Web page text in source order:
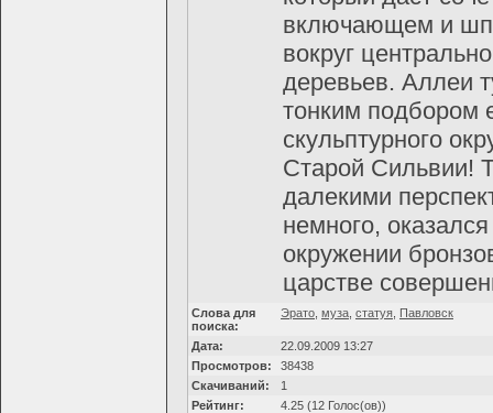
включающем и
вокруг
деревьев. Аллеи
тонким подбором
скульптурного
Старой Сильвии!
далекими
немного,
окружении
царстве
Слова для
поиска:
Эрато муза статуя Павловск
Дата:
22.09.2009 13:27
Просмотров:
38438
Скачиваний:
1
Рейтинг:
4.25 (12 Голос(ов))